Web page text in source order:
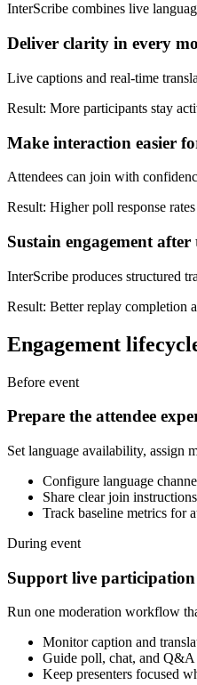
InterScribe combines live
Deliver clarity in every
Live captions and real-time
Result: More participants stay
Make interaction easier
Attendees can join with
Result: Higher poll response
Sustain engagement
InterScribe produces structured
Result: Better replay completion
Engagement
Before event
Prepare the attendee
Set language availability, assign
Configure language
Share clear join
Track baseline metrics for
During event
Support live participation
Run one moderation workflow
Monitor caption and
Guide poll, chat, and Q&A
Keep presenters focused